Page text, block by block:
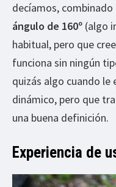
decíamos, combinado
ángulo de 160º (algo
habitual, pero que
funciona sin ningún
quizás algo cuando
dinámico, pero que
una buena definición.
Experiencia de